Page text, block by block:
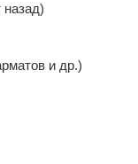
назад)
и др.)